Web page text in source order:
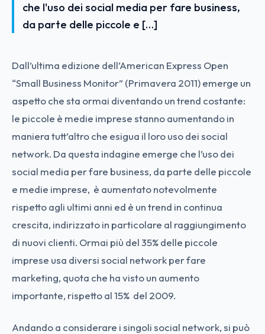
che l'uso dei social media per fare business,
da parte delle piccole e […]
Dall’ultima edizione dell’American Express Open
“Small Business Monitor” (Primavera 2011) emerge un
aspetto che sta ormai diventando un trend costante:
le piccole è medie imprese stanno aumentando in
maniera tutt’altro che esigua il loro uso dei social
network. Da questa indagine emerge che l’uso dei
social media per fare business, da parte delle piccole
e medie imprese, è aumentato notevolmente
rispetto agli ultimi anni ed è un trend in continua
crescita, indirizzato in particolare al raggiungimento
di nuovi clienti. Ormai più del 35% delle piccole
imprese usa diversi social network per fare
marketing, quota che ha visto un aumento
importante, rispetto al 15% del 2009.
Andando a considerare i singoli social network, si può